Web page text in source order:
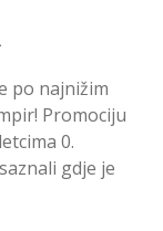
po najnižim
Promociju
0.
gdje je